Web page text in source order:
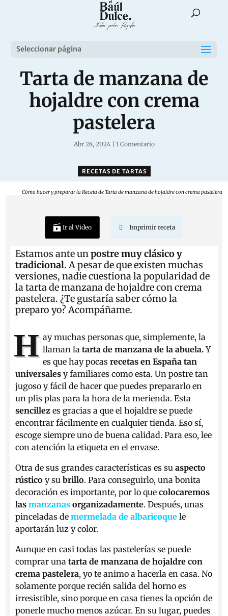
Seleccionar página
Tarta de manzana de
hojaldre con crema
pastelera
Abr 28, 2024| 1 Comentario
RECETAS DE TARTAS
Cómo hacer y preparar la Receta de Tarta de manzana de hojaldre con crema pastelera
Ir al Video Imprimir receta
Estamos ante unpostre muy clásico y
tradicional. A pesar de que existen muchas
versiones, nadie cuestiona la popularidad de
la tarta de manzana de hojaldre con crema
pastelera. ¿Te gustaría saber cómo la
preparo yo? Acompáñame.
H ay muchas personas que, simplemente, la
llaman la tarta de manzana de la abuela.Y
es que hay pocas recetas en España tan
universalesy familiares como esta. Un postre tan
jugoso y fácil de hacer que puedes prepararlo en
un plis plas para la hora de la merienda. Esta
sencillez es gracias a que el hojaldre se puede
encontrar fácilmente en cualquier tienda. Eso sí,
escoge siempre uno de buena calidad. Para eso, lee
con atención la etiqueta en el envase.
Otra de sus grandes características es suaspecto
rústico y subrillo. Para conseguirlo, una bonita
decoración es importante, por lo quecolocaremos
lasmanzanas organizadamente. Después, unas
pinceladas demermelada de albaricoque le
aportarán luz y color.
Aunque en casi todas las pastelerías se puede
comprar unatarta de manzana de hojaldre con
crema pastelera, yo te animo a hacerla en casa. No
solamente porque recién salida del horno es
irresistible, sino porque en casa tienes la opción de
ponerle mucho menos azúcar. En su lugar, puedes